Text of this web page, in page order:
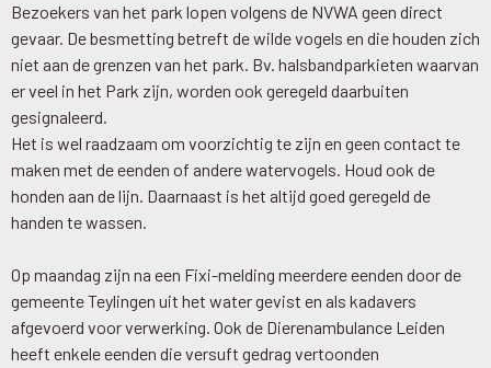
Bezoekers van het park lopen volgens de NVWA geen direct
gevaar. De besmetting betreft de wilde vogels en die houden zich
niet aan de grenzen van het park. Bv. halsbandparkieten waarvan
er veel in het Park zijn, worden ook geregeld daarbuiten
gesignaleerd.
Het is wel raadzaam om voorzichtig te zijn en geen contact te
maken met de eenden of andere watervogels. Houd ook de
honden aan de lijn. Daarnaast is het altijd goed geregeld de
handen te wassen.
Op maandag zijn na een Fixi-melding meerdere eenden door de
gemeente Teylingen uit het water gevist en als kadavers
afgevoerd voor verwerking. Ook de Dierenambulance Leiden
heeft enkele eenden die versuft gedrag vertoonden